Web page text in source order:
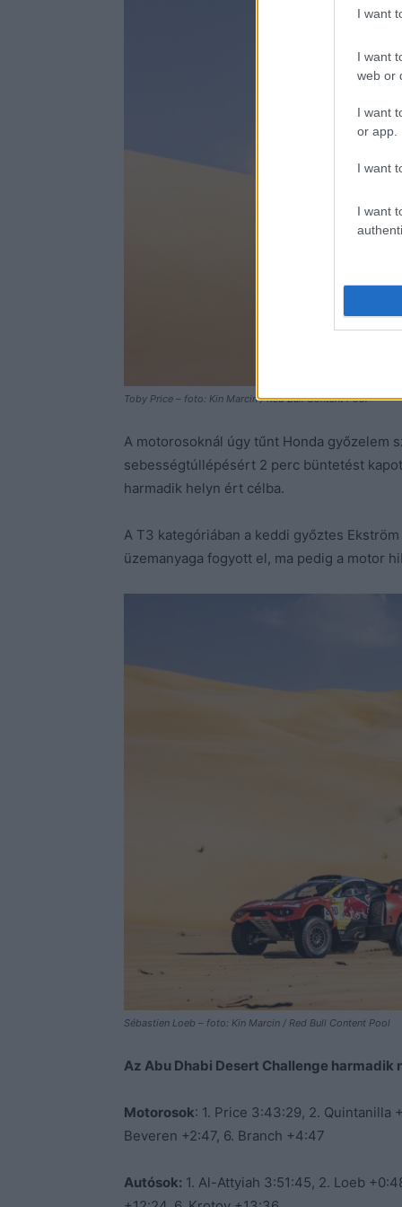
I want
I want
web or
I want
or app.
I want
I want
Toby Price – foto: Kin Marcin / Red Bull Content Pool
A motorosoknál úgy tűnt Honda győzelem
sebességtúllépésért 2 perc büntetést
harmadik helyn ért célba.
A T3 kategóriában a keddi győztes
üzemanyaga fogyott el, ma pedig a motor
Sébastien Loeb – foto: Kin Marcin / Red Bull Content Pool
Az Abu Dhabi Desert Challenge harmadik
Motorosok: 1. Price 3:43:29, 2. Quintanilla
Beveren +2:47, 6. Branch +4:47
Autósok: 1. Al-Attyiah 3:51:45, 2. Loeb